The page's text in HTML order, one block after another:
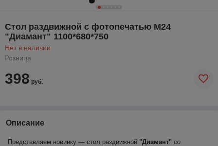
Стол раздвижной с фотопечатью М24
"Диамант" 1100*680*750
Нет в наличии
Розница
398 руб.
Описание
Представляем новинку ― стол раздвижной "Диамант" со